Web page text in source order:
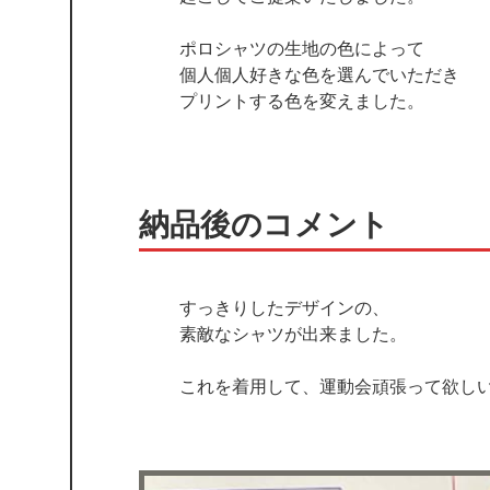
ポロシャツの生地の色によって
個人個人好きな色を選んでいただき
プリントする色を変えました。
納品後のコメント
すっきりしたデザインの、
素敵なシャツが出来ました。
これを着用して、運動会頑張って欲し